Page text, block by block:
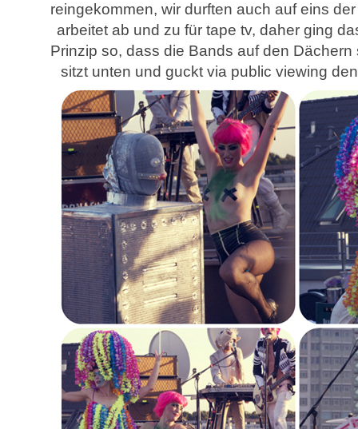
reingekommen, wir durften auch auf eins
arbeitet ab und zu für tape tv, daher ging
Prinzip so, dass die Bands auf den
sitzt unten und guckt via public viewing